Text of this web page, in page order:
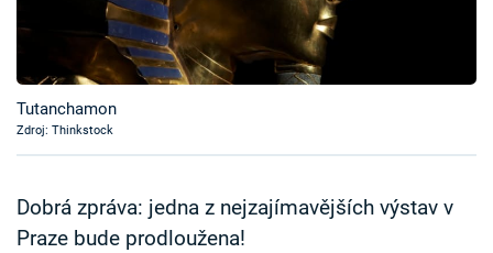
Časopis
Sledujte prima+
Sledujte nás
Tutanchamon
Zdroj: Thinkstock
Dobrá zpráva: jedna z nejzajímavějších výstav v
Praze bude prodloužena!